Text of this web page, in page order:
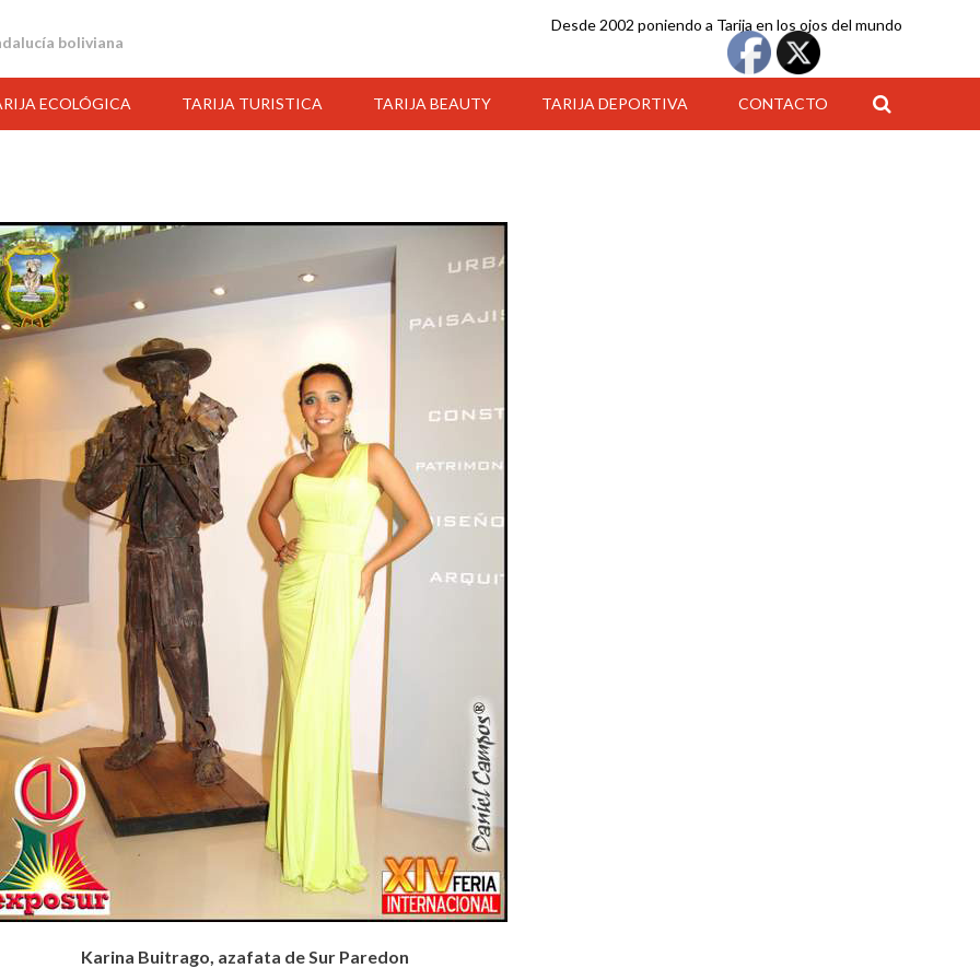
boliviana
Desde 2002 poniendo a Tarija en los ojos del mundo
ECOLÓGICA TARIJA TURISTICA TARIJA BEAUTY TARIJA DEPORTIVA CONTACTO
Karina Buitrago, azafata de Sur Paredon